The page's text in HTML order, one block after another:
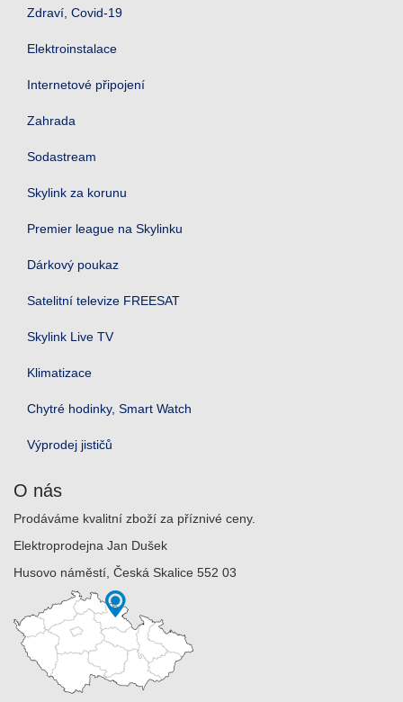
Zdraví, Covid-19
Elektroinstalace
Internetové připojení
Zahrada
Sodastream
Skylink za korunu
Premier league na Skylinku
Dárkový poukaz
Satelitní televize FREESAT
Skylink Live TV
Klimatizace
Chytré hodinky, Smart Watch
Výprodej jističů
O nás
Prodáváme kvalitní zboží za příznivé ceny.
Elektroprodejna Jan Dušek
Husovo náměstí, Česká Skalice 552 03